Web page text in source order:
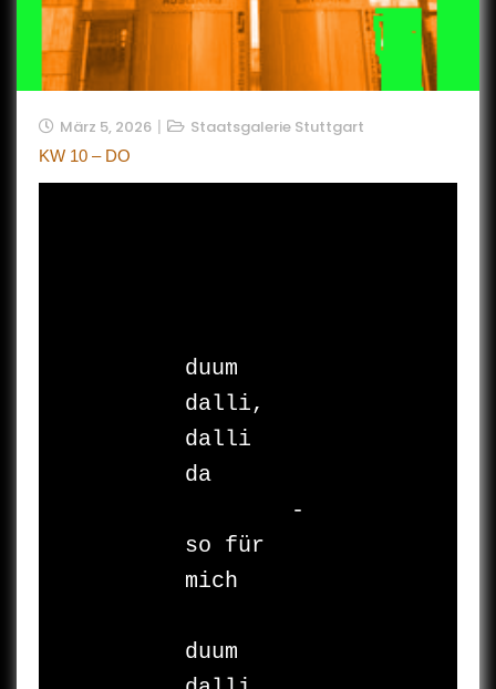
März 5, 2026 Staatsgalerie Stuttgart
KW 10 – DO
duum
dalli,
dalli
da
so für
mich
duum